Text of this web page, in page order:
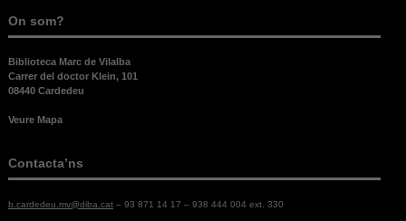
On som?
Biblioteca Marc de Vilalba
Carrer del doctor Klein, 101
08440 Cardedeu
Veure Mapa
Contacta’ns
b.cardedeu.mv@diba.cat– 93 871 14 17 – 938 444 004 ext. 330